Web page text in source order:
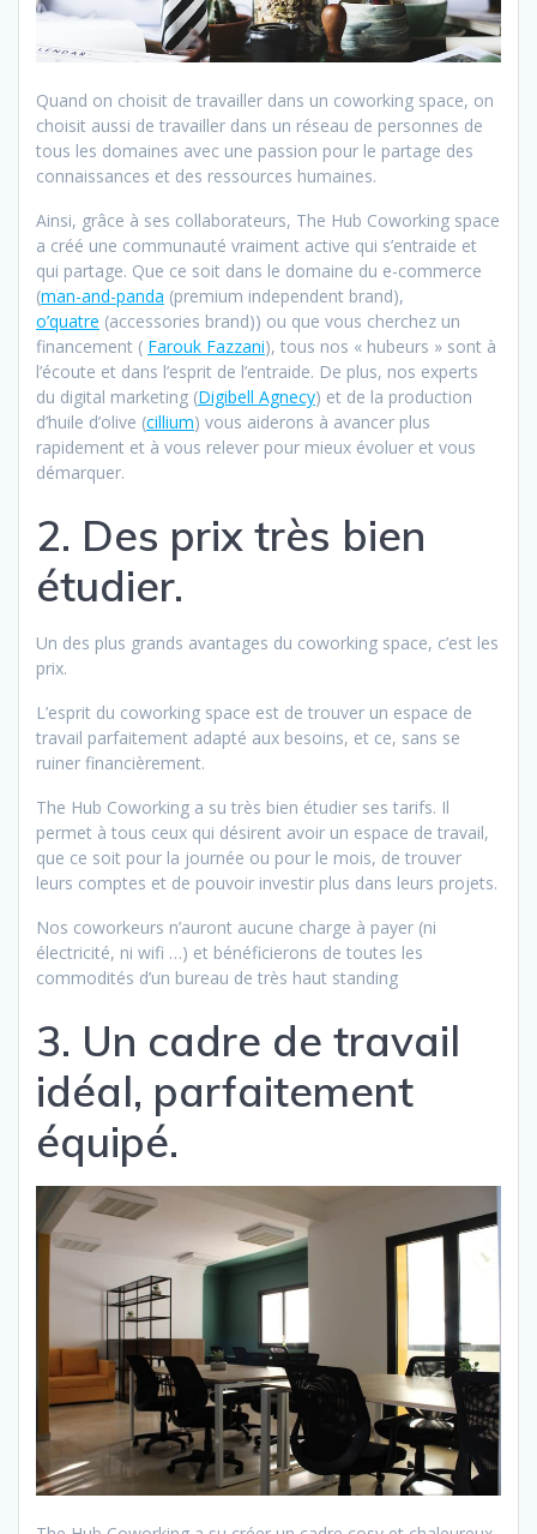
Quand on choisit de travailler dans un coworking space, on
choisit aussi de travailler dans un réseau de personnes de
tous les domaines avec une passion pour le partage des
connaissances et des ressources humaines.
Ainsi, grâce à ses collaborateurs, The Hub Coworking space
a créé une communauté vraiment active qui s’entraide et
qui partage. Que ce soit dans le domaine du e-commerce
(man-and-panda (premium independent brand),
o’quatre (accessories brand)) ou que vous cherchez un
financement ( Farouk Fazzani), tous nos « hubeurs » sont à
l’écoute et dans l’esprit de l’entraide. De plus, nos experts
du digital marketing (Digibell Agnecy) et de la production
d’huile d’olive (cillium) vous aiderons à avancer plus
rapidement et à vous relever pour mieux évoluer et vous
démarquer.
2. Des prix très bien
étudier.
Un des plus grands avantages du coworking space, c’est les
prix.
L’esprit du coworking space est de trouver un espace de
travail parfaitement adapté aux besoins, et ce, sans se
ruiner financièrement.
The Hub Coworking a su très bien étudier ses tarifs. Il
permet à tous ceux qui désirent avoir un espace de travail,
que ce soit pour la journée ou pour le mois, de trouver
leurs comptes et de pouvoir investir plus dans leurs projets.
Nos coworkeurs n’auront aucune charge à payer (ni
électricité, ni wifi …) et bénéficierons de toutes les
commodités d’un bureau de très haut standing
3. Un cadre de travail
idéal, parfaitement
équipé.